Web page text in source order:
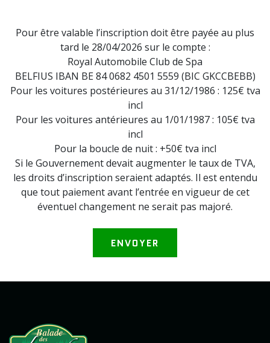
Pour être valable l’inscription doit être payée au plus
tard le 28/04/2026 sur le compte :
Royal Automobile Club de Spa
BELFIUS IBAN BE 84 0682 4501 5559 (BIC GKCCBEBB)
Pour les voitures postérieures au 31/12/1986 : 125€ tva
incl
Pour les voitures antérieures au 1/01/1987 : 105€ tva
incl
Pour la boucle de nuit : +50€ tva incl
Si le Gouvernement devait augmenter le taux de TVA,
les droits d’inscription seraient adaptés. Il est entendu
que tout paiement avant l’entrée en vigueur de cet
éventuel changement ne serait pas majoré.
ENVOYER